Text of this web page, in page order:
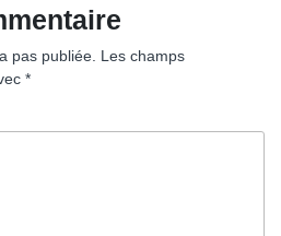
pas publiée. Les champs
*